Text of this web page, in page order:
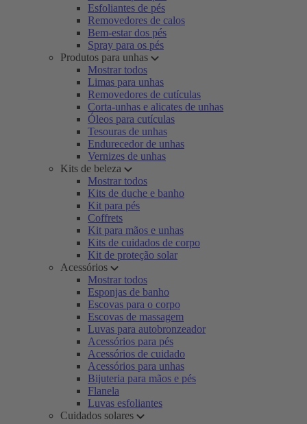
Esfoliantes de pés
Removedores de calos
Bem-estar dos pés
Spray para os pés
Produtos para unhas
Mostrar todos
Limas para unhas
Removedores de cutículas
Corta-unhas e alicates de unhas
Óleos para cutículas
Tesouras de unhas
Endurecedor de unhas
Vernizes de unhas
Kits de beleza
Mostrar todos
Kits de duche e banho
Kit para pés
Coffrets
Kit para mãos e unhas
Kits de cuidados de corpo
Kit de proteção solar
Acessórios
Mostrar todos
Esponjas de banho
Escovas para o corpo
Escovas de massagem
Luvas para autobronzeador
Acessórios para pés
Acessórios de cuidado
Acessórios para unhas
Bijuteria para mãos e pés
Flanela
Luvas esfoliantes
Cuidados solares